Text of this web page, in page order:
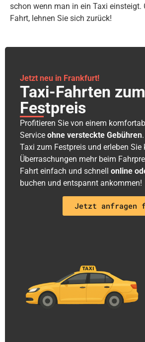
schon wenn man in ein Taxi einsteigt.
Fahrt, lehnen Sie sich zurück!
Jetzt neu in Frankfurt!
Taxi-Fahrten zum
Festpreis
Profitieren Sie von einem
Service ohne versteckte Gebühren
Taxi zum Festpreis und erleben Sie
Überraschungen mehr beim
Fahrt einfach und schnell online
buchen und entspannt ankommen!
Jetzt anfragen